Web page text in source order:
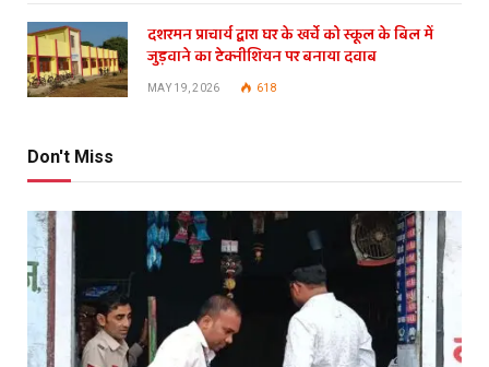
दशरमन प्राचार्य द्वारा घर के खर्चे को स्कूल के बिल में
जुड़वाने का टेक्नीशियन पर बनाया दवाब
MAY 19, 2026 618
Don't Miss